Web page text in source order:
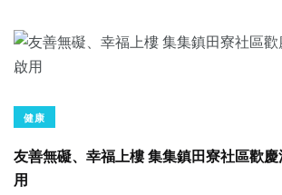
健康
友善無礙、幸福上樓 集集鎮田寮社區歡
用